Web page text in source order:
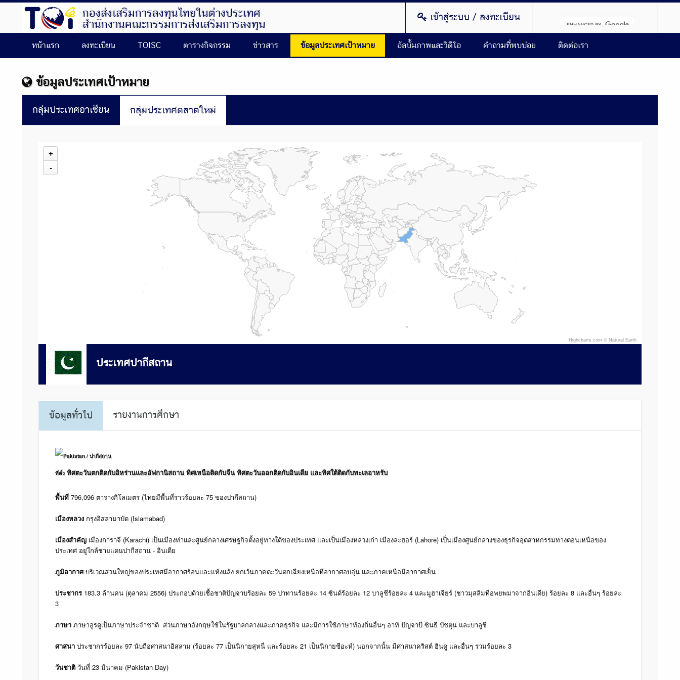
กองส่งเสริมการลงทุนไทยในต่างประเทศ
สำนักงานคณะกรรมการส่งเสริมการลงทุน
เข้าสู่ระบบ / ลงทะเบียน
หน้าแรก ลงทะเบียน TOISC ตารางกิจกรรม ข่าวสาร ข้อมูลประเทศเป้าหมาย อัลบั้มภาพและวิดีโอ คำถามที่พบบ่อย ติดต่อเรา
ข้อมูลประเทศเป้าหมาย
กลุ่มประเทศอาเซียน กลุ่มประเทศตลาดใหม่
+
-
Highcharts.com © Natural Earth
ประเทศปากีสถาน
ข้อมูลทั่วไป รายงานการศึกษา
ที่ตั้งทิศตะวันตกติดกับอิหร่านและอัฟกานิสถาน ทิศเหนือติดกับจีน ทิศตะวันออกติดกับอินเดีย และทิศใต้ติดกับทะเลอาหรับ
พื้นที่ 796,096 ตารางกิโลเมตร (ไทยมีพื้นที่ราวร้อยละ 75 ของปากีสถาน)
เมืองหลวง กรุงอิสลามาบัด (Islamabad)
เมืองสำคัญ เมืองการาจี (Karachi) เป็นเมืองท่าและศูนย์กลางเศรษฐกิจตั้งอยู่ทางใต้ของประเทศ และเป็นเมืองหลวงเก่า เมืองละฮอร์ (Lahore) เป็นเมืองศูนย์กลางของธุรกิจอุตสาหกรรมทางตอนเหนือของ
ประเทศ อยู่ใกล้ชายแดนปากีสถาน - อินเดีย
ภูมิอากาศบริเวณส่วนใหญ่ของประเทศมีอากาศร้อนและแห้งแล้ง ยกเว้นภาคตะวันตกเฉียงเหนือที่อากาศอบอุ่น และภาคเหนือมีอากาศเย็น
ประชากร 183.3 ล้านคน (ตุลาคม 2556) ประกอบด้วยเชื้อชาติปัญจาบร้อยละ 59 ปาทานร้อยละ 14 ซินด์ร้อยละ 12 บาลูชีร้อยละ 4 และมูฮาเจียร์ (ชาวมุสลิมที่อพยพมาจากอินเดีย) ร้อยละ 8 และอื่นๆ ร้อยละ
3
ภาษา ภาษาอูรดูเป็นภาษาประจำชาติ ส่วนภาษาอังกฤษใช้ในรัฐบาลกลางและภาคธุรกิจ และมีการใช้ภาษาท้องถิ่นอื่นๆ อาทิ ปัญจาบี ซินธี ปัชตุน และบาลูชี
ศาสนา ประชากรร้อยละ 97 นับถือศาสนาอิสลาม (ร้อยละ 77 เป็นนิกายสุหนี่ และร้อยละ 21 เป็นนิกายชีอะห์) นอกจากนั้น มีศาสนาคริสต์ ฮินดู และอื่นๆ รวมร้อยละ 3
วันชาติ วันที่ 23 มีนาคม (Pakistan Day)